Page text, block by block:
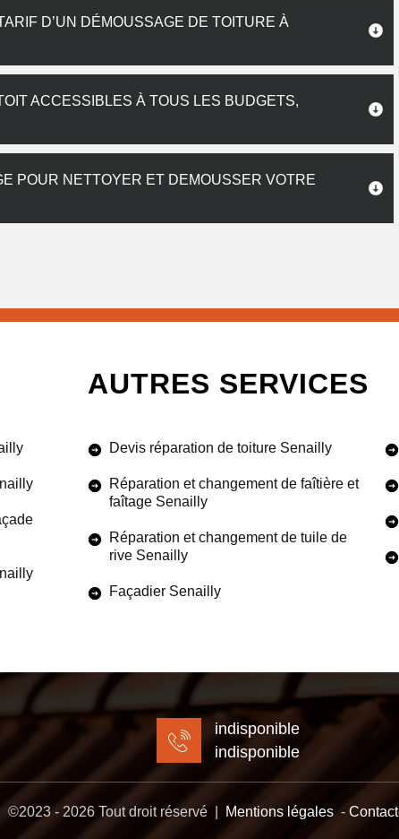
D’UN DÉMOUSSAGE DE TOITURE À
ACCESSIBLES À TOUS LES BUDGETS,
POUR NETTOYER ET DEMOUSSER VOTRE
AUTRES SERVICES
Devis réparation de toiture Senailly
Réparation et changement de faîtière et
faîtage Senailly
Réparation et changement de tuile de
rive Senailly
Façadier Senailly
indisponible
indisponible
©2023 - 2026 Tout droit réservé | Mentions légales-